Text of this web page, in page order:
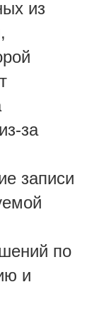
из
за
записи
по
и